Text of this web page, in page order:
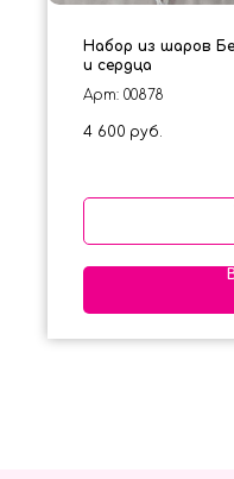
Набор из шаров
и сердца
Арт: 00878
4 600 руб.